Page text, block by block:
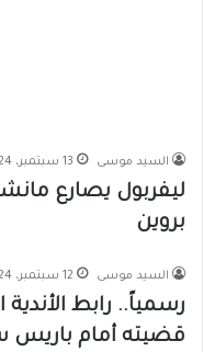
السيد موسى 13 سبتمبر، 2024
ليفربول يصارع
بروين
السيد موسى 12 سبتمبر، 2024
رسمياً.. رابط
قضيته أمام باريس